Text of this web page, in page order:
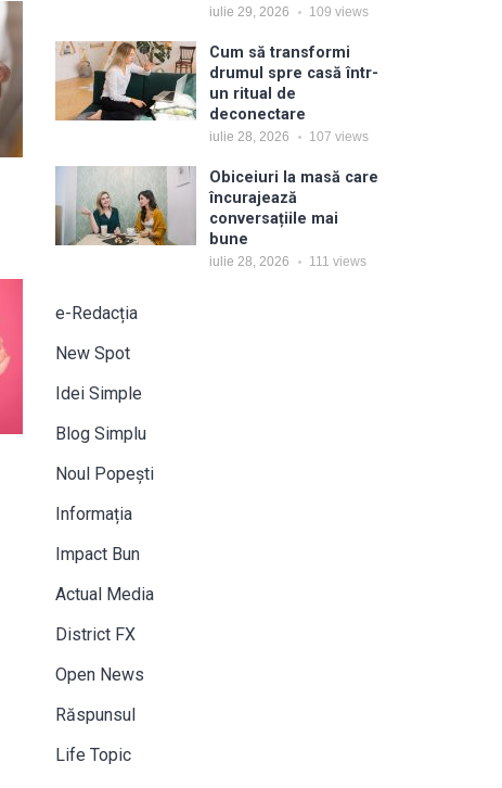
iulie 29, 2026 109 views
Cum să transformi
drumul spre casă într-
un ritual de
deconectare
iulie 28, 2026 107 views
Obiceiuri la masă care
încurajează
conversațiile mai
bune
iulie 28, 2026 111 views
e-Redacția
New Spot
Idei Simple
Blog Simplu
Noul Popești
Informația
Impact Bun
Actual Media
District FX
Open News
Răspunsul
Life Topic